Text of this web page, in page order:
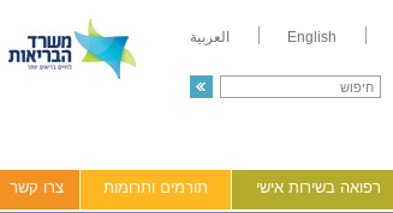
English العربية
רפואה בשירות אישי תורמים ותרומות צרו קשר